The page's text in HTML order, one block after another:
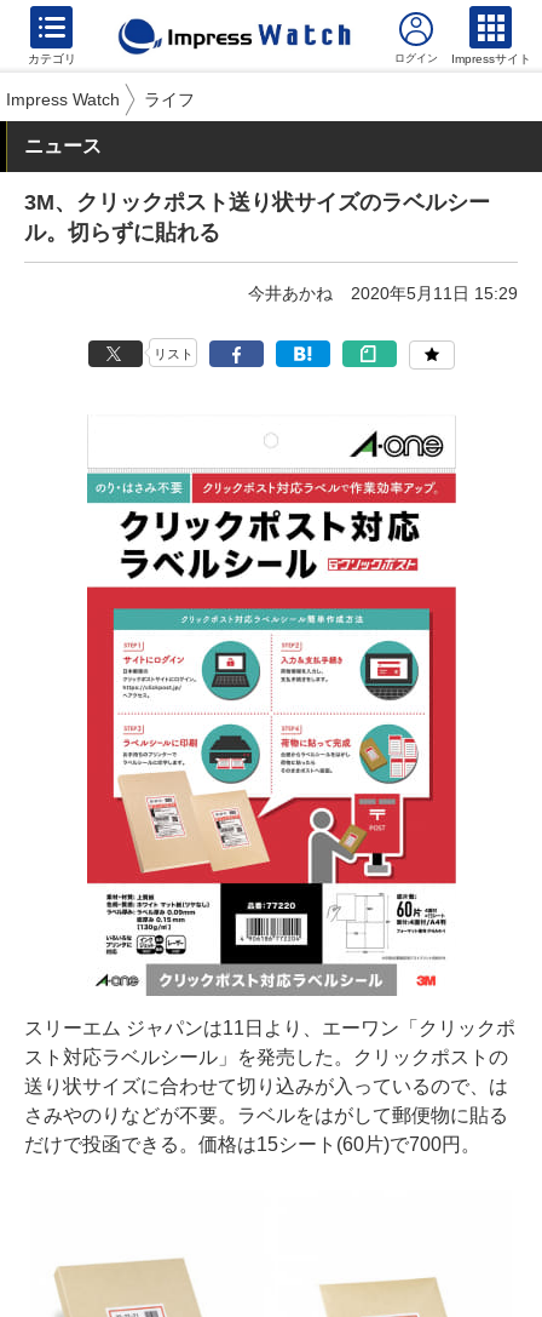
カテゴリ Impressサイト
Impress Watch ライフ
ニュース
3M、クリックポスト送り状サイズのラベルシー
ル。切らずに貼れる
今井あかね 2020年5月11日 15:29
リスト
スリーエム ジャパンは11日より、エーワン「クリックポ
スト対応ラベルシール」を発売した。クリックポストの
送り状サイズに合わせて切り込みが入っているので、は
さみやのりなどが不要。ラベルをはがして郵便物に貼る
だけで投函できる。価格は15シート(60片)で700円。